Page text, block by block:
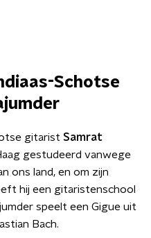
Schotse
gitarist Samrat
gestudeerd vanwege
ons land, en om zijn
hij een gitaristenschool
speelt een Gigue uit
Bach.